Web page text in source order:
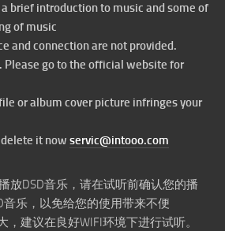
brief introduction to music and some of
of music
and connection are not provided.
Please go to the official website for
or album cover picture infringes your
it now servic@intooo.com
放DSD音乐，请在试听前确认您的播
音乐，以免给您的使用带来不便
，建议在良好WIFI环境下进行试听。